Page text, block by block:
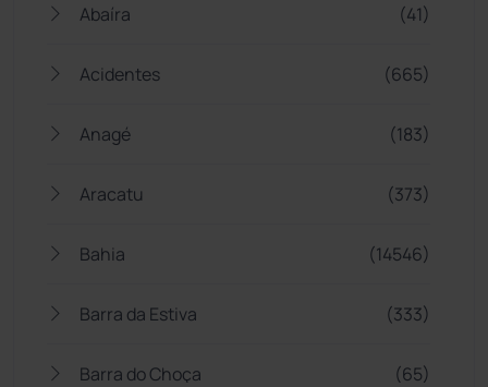
Abaíra (41)
Acidentes (665)
Anagé (183)
Aracatu (373)
Bahia (14546)
Barra da Estiva (333)
Barra do Choça (65)